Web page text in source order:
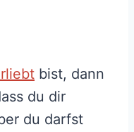
bist, dann
du dir
du darfst